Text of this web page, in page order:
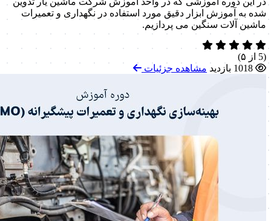
شده به آموزش ابزار دقیق مورد استفاده در نگهداری و تعمیرات
ماشین آلات سنگین می پردازیم.
(5 از ۵)
مشاهده جزئیات